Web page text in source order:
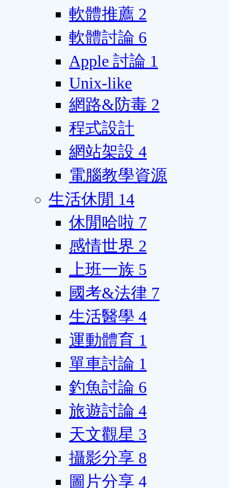
軟體推薦 2
軟體討論 6
Apple 討論 1
Unix-like
網路&防毒 2
程式設計
網站架設 4
電腦教學資源
生活休閒 14
休閒哈啦 7
感情世界 2
上班一族 5
國考&法律 7
生活醫學 4
運動體育 1
單車討論 1
釣魚討論 6
旅遊討論 4
天文觀星 3
攝影分享 8
圖片分享 4